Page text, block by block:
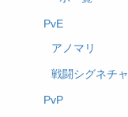
PvE
アノマリ
戦闘シグネチャ
PvP